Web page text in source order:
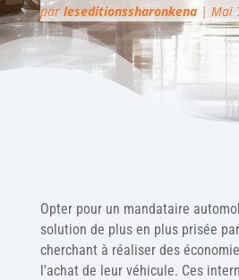
par leseditionssharonkena| Mai
Opter pour un mandataire
solution de plus en plus prisée
cherchant à réaliser des
l'achat de leur véhicule. Ces